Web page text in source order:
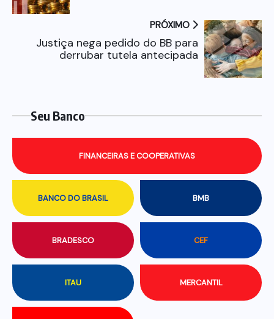
PRÓXIMO
Justiça nega pedido do BB para
derrubar tutela antecipada
Seu Banco
BANCO DO BRASIL BMB
BRADESCO CEF
FINANCEIRAS E COOPERATIVAS
ITAU MERCANTIL